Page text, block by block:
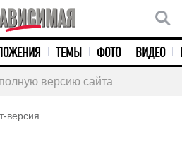
ТЕМЫ ФОТО ВИДЕО
версию сайта
версия